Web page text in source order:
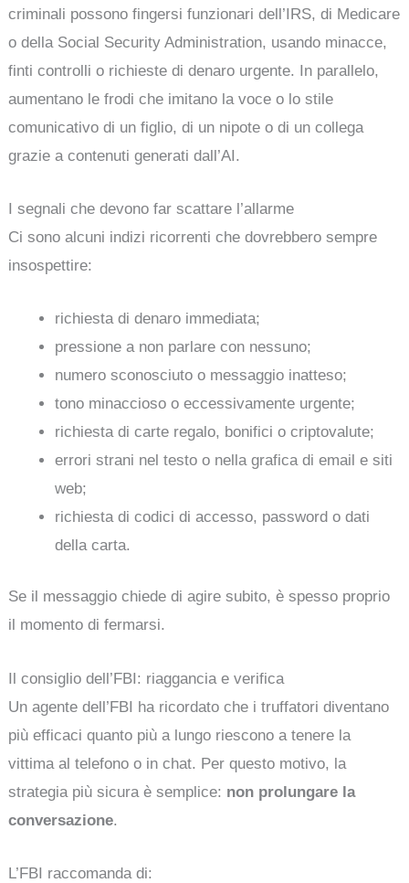
criminali possono fingersi funzionari dell’IRS, di Medicare
o della Social Security Administration, usando minacce,
finti controlli o richieste di denaro urgente. In parallelo,
aumentano le frodi che imitano la voce o lo stile
comunicativo di un figlio, di un nipote o di un collega
grazie a contenuti generati dall’AI.
I segnali che devono far scattare l’allarme
Ci sono alcuni indizi ricorrenti che dovrebbero sempre
insospettire:
richiesta di denaro immediata;
pressione a non parlare con nessuno;
numero sconosciuto o messaggio inatteso;
tono minaccioso o eccessivamente urgente;
richiesta di carte regalo, bonifici o criptovalute;
errori strani nel testo o nella grafica di email e siti
web;
richiesta di codici di accesso, password o dati
della carta.
Se il messaggio chiede di agire subito, è spesso proprio
il momento di fermarsi.
Il consiglio dell’FBI: riaggancia e verifica
Un agente dell’FBI ha ricordato che i truffatori diventano
più efficaci quanto più a lungo riescono a tenere la
vittima al telefono o in chat. Per questo motivo, la
strategia più sicura è semplice: non prolungare la
conversazione.
L’FBI raccomanda di: